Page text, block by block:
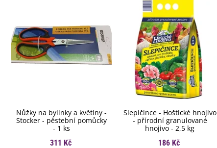
Nůžky na bylinky a květiny -
Stocker - pěstební pomůcky
- 1 ks
311 Kč
Slepičince - Hoštické hnojivo
- přírodní granulované
hnojivo - 2,5 kg
186 Kč